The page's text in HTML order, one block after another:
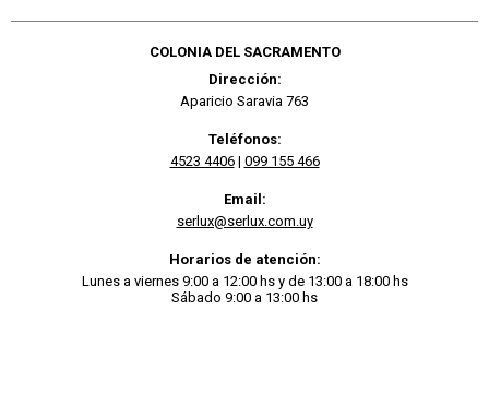
COLONIA DEL SACRAMENTO
Dirección:
Aparicio Saravia 763
Teléfonos:
4523 4406| 099 155 466
Email:
serlux@serlux.com.uy
Horarios de atención:
Lunes a viernes 9:00 a 12:00 hs y de 13:00 a 18:00 hs
Sábado 9:00 a 13:00 hs